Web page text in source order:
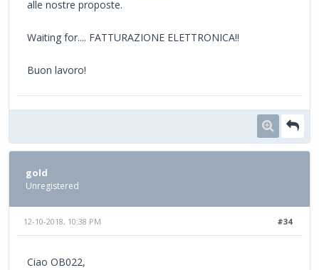
alle nostre proposte.
Waiting for.... FATTURAZIONE ELETTRONICA!!
Buon lavoro!
gold
Unregistered
#34
12-10-2018, 10:38 PM
Ciao OB022,